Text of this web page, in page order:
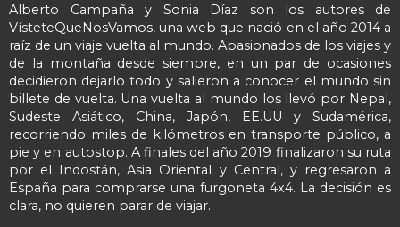
Alberto Campaña y Sonia Díaz son los autores de
VísteteQueNosVamos, una web que nació en el año 2014 a
raíz de un viaje vuelta al mundo. Apasionados de los viajes y
de la montaña desde siempre, en un par de ocasiones
decidieron dejarlo todo y salieron a conocer el mundo sin
billete de vuelta. Una vuelta al mundo los llevó por Nepal,
Sudeste Asiático, China, Japón, EE.UU y Sudamérica,
recorriendo miles de kilómetros en transporte público, a
pie y en autostop. A finales del año 2019 finalizaron su ruta
por el Indostán, Asia Oriental y Central, y regresaron a
España para comprarse una furgoneta 4x4. La decisión es
clara, no quieren parar de viajar.